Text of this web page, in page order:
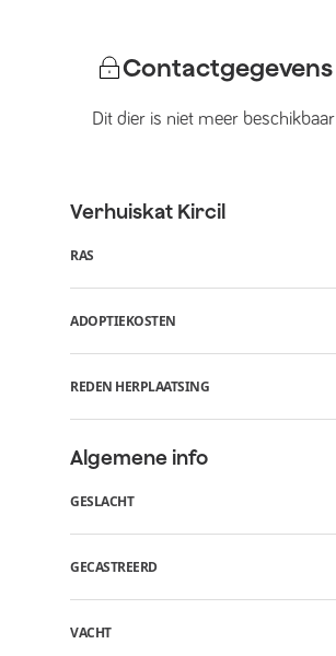
Contactgegevens
Dit dier is niet meer beschikbaar
Verhuiskat Kircil
RAS
ADOPTIEKOSTEN
REDEN HERPLAATSING
Algemene info
GESLACHT
GECASTREERD
VACHT